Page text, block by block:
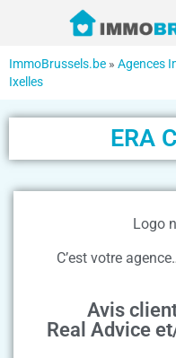
ImmoBrussels.be » Agences
Ixelles
ERA
Logo
C’est votre
Avis
Real Advice